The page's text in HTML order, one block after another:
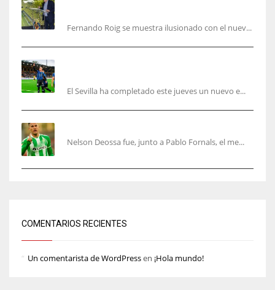
Fernando Roig se muestra ilusionado con el nuev...
El Sevilla ha completado este jueves un nuevo e...
Nelson Deossa fue, junto a Pablo Fornals, el me...
COMENTARIOS RECIENTES
Un comentarista de WordPressen ¡Hola mundo!